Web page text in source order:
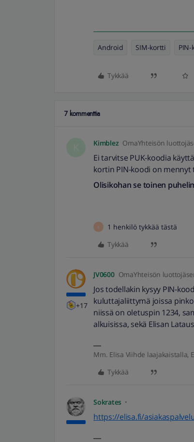
Android SIM-kortti PIN-
Tykkää
7 kommenttia
Kimblez OmaYhteisön
Ei tarvitse PUK-koodia
kortin PIN-koodi on mennyt
Olisikohan se toinen
K
1 henkilö tykkää tästä
Tykkää
+17
JV0600 OmaYhteisön
Jos todellakin kysyy PIN-
kuluttajaliittymä joissa
niissä on oletuspin 1234,
alkuisissa, sekä Elisan
Mm. Elisa Viihde laajakaistalla,
Tykkää
Sokrates
https://elisa.fi/